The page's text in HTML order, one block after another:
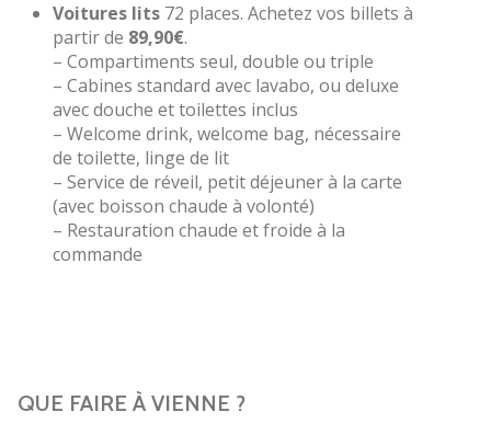
Voitures lits 72 places. Achetez vos billets à
partir de 89,90€.
– Compartiments seul, double ou triple
– Cabines standard avec lavabo, ou deluxe
avec douche et toilettes inclus
– Welcome drink, welcome bag, nécessaire
de toilette, linge de lit
– Service de réveil, petit déjeuner à la carte
(avec boisson chaude à volonté)
– Restauration chaude et froide à la
commande
QUE FAIRE À VIENNE ?